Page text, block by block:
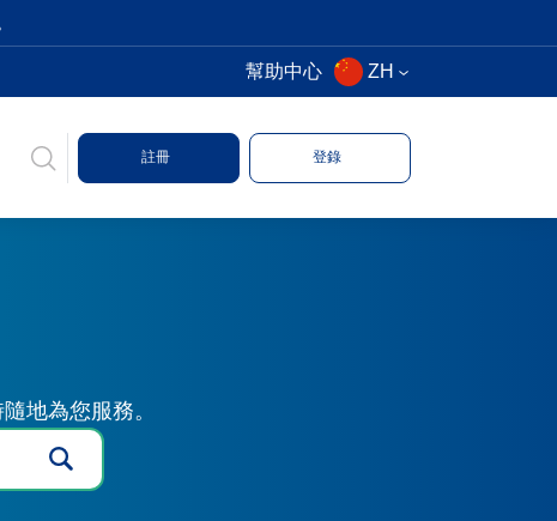
幫助中心 ZH
註冊 登錄
地為您服務。